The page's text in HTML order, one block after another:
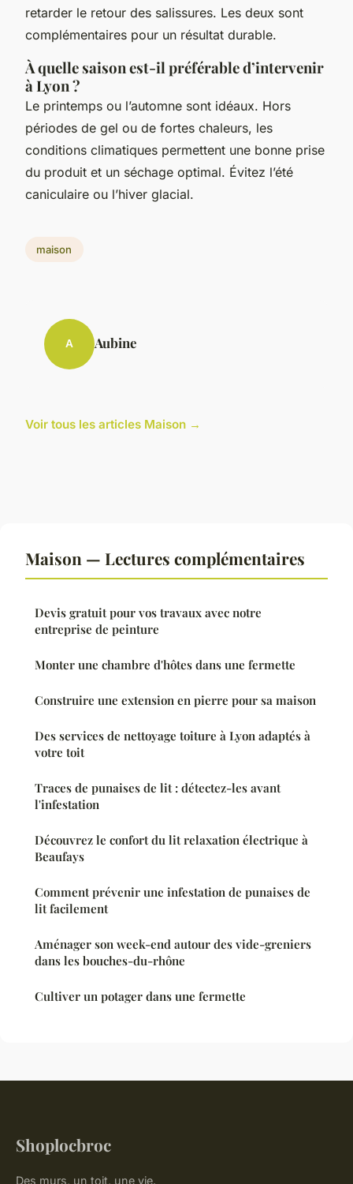
retarder le retour des salissures. Les deux sont
complémentaires pour un résultat durable.
À quelle saison est-il préférable d’intervenir
à Lyon ?
Le printemps ou l’automne sont idéaux. Hors
périodes de gel ou de fortes chaleurs, les
conditions climatiques permettent une bonne prise
du produit et un séchage optimal. Évitez l’été
caniculaire ou l’hiver glacial.
maison
A Aubine
Voir tous les articles Maison →
Maison — Lectures complémentaires
Devis gratuit pour vos travaux avec notre
entreprise de peinture
Monter une chambre d'hôtes dans une fermette
Construire une extension en pierre pour sa maison
Des services de nettoyage toiture à Lyon adaptés à
votre toit
Traces de punaises de lit : détectez-les avant
l'infestation
Découvrez le confort du lit relaxation électrique à
Beaufays
Comment prévenir une infestation de punaises de
lit facilement
Aménager son week-end autour des vide-greniers
dans les bouches-du-rhône
Cultiver un potager dans une fermette
Shoplocbroc
Des murs, un toit, une vie.